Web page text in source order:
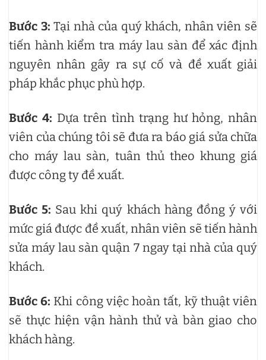
Bước 3: Tại nhà của quý khách, nhân viên sẽ
tiến hành kiểm tra máy lau sàn để xác định
nguyên nhân gây ra sự cố và đề xuất giải
pháp khắc phục phù hợp.
Bước 4: Dựa trên tình trạng hư hỏng, nhân
viên của chúng tôi sẽ đưa ra báo giá sửa chữa
cho máy lau sàn, tuân thủ theo khung giá
được công ty đề xuất.
Bước 5: Sau khi quý khách hàng đồng ý với
mức giá được đề xuất, nhân viên sẽ tiến hành
sửa máy lau sàn quận 7 ngay tại nhà của quý
khách.
Bước 6: Khi công việc hoàn tất, kỹ thuật viên
sẽ thực hiện vận hành thử và bàn giao cho
khách hàng.